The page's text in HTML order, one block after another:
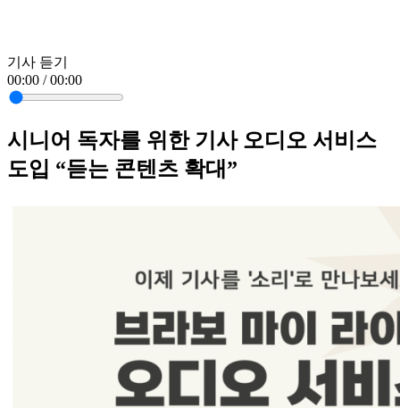
기사 듣기
00:00 / 00:00
시니어 독자를 위한 기사 오디오 서비스
도입 “듣는 콘텐츠 확대”